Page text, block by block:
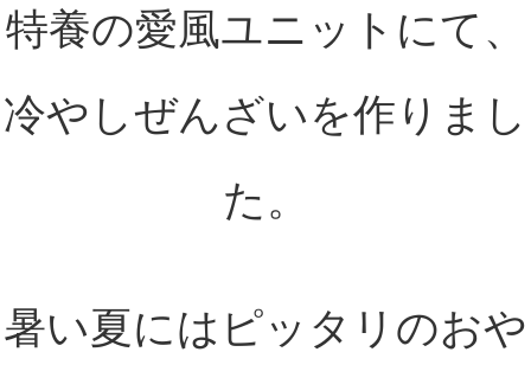
特養の愛風ユニットにて、
冷やしぜんざいを作りまし
た。
暑い夏にはピッタリのおや